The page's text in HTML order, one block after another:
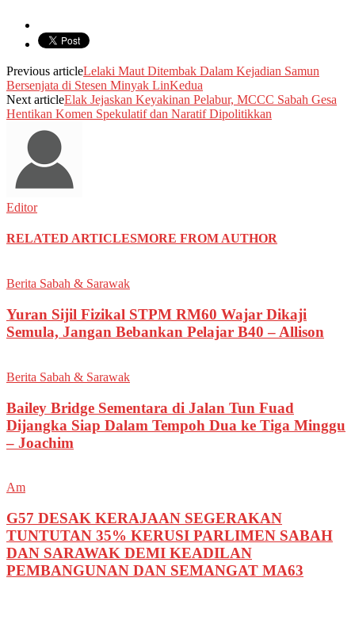
Previous articleLelaki Maut Ditembak Dalam Kejadian Samun
Bersenjata di Stesen Minyak LinKedua
Next articleElak Jejaskan Keyakinan Pelabur, MCCC Sabah Gesa
Hentikan Komen Spekulatif dan Naratif Dipolitikkan
Editor
RELATED ARTICLESMORE FROM AUTHOR
Berita Sabah & Sarawak
Yuran Sijil Fizikal STPM RM60 Wajar Dikaji
Semula, Jangan Bebankan Pelajar B40 – Allison
Berita Sabah & Sarawak
Bailey Bridge Sementara di Jalan Tun Fuad
Dijangka Siap Dalam Tempoh Dua ke Tiga Minggu
– Joachim
Am
G57 DESAK KERAJAAN SEGERAKAN
TUNTUTAN 35% KERUSI PARLIMEN SABAH
DAN SARAWAK DEMI KEADILAN
PEMBANGUNAN DAN SEMANGAT MA63